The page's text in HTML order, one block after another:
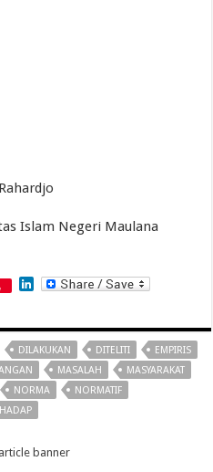
Islam Negeri Maulana
LinkedIn
DILAKUKAN DITELITI
EMPIRIS
MASALAH
MASYARAKAT
NORMA
NORMATIF